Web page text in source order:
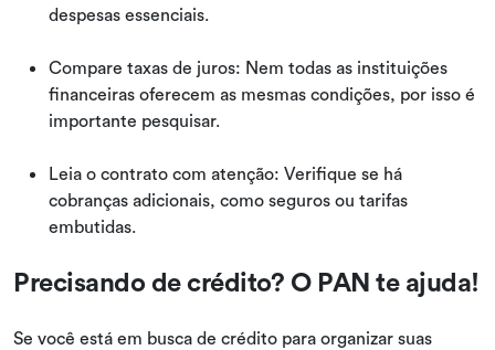
despesas essenciais.
Compare taxas de juros: Nem todas as instituições
financeiras oferecem as mesmas condições, por isso é
importante pesquisar.
Leia o contrato com atenção: Verifique se há
cobranças adicionais, como seguros ou tarifas
embutidas.
Precisando de crédito? O PAN te ajuda!
Se você está em busca de crédito para organizar suas